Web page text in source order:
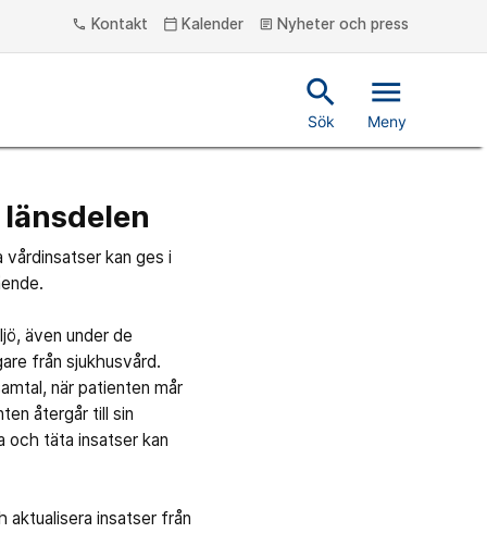
phone Kontakt calendar_today Kalender article Nyheter och press
search
Sök
menu
Meny
kan ges i
även under de
från sjukhusvård.
när patienten mår
återgår till sin
och täta insatser kan
aktualisera insatser från